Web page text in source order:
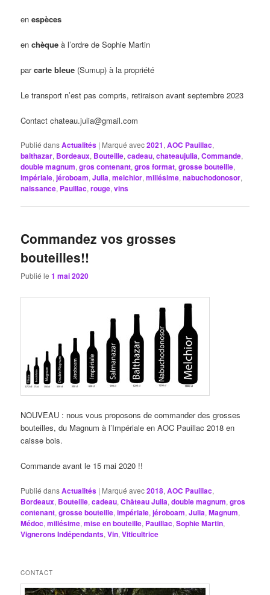
enespèces
en chèque à l’ordre de Sophie Martin
parcarte bleue (Sumup) à la propriété
Le transport n’est pas compris, retiraison avant septembre 2023
Contact chateau.julia@gmail.com
Publié dansActualités | Marqué avec2021,AOC Pauillac,
balthazar, Bordeaux, Bouteille,cadeau,chateaujulia,Commande,
double magnum,gros contenant,gros format,grosse bouteille,
impériale,jéroboam,Julia,melchior,millésime,nabuchodonosor,
naissance, Pauillac,rouge,vins
Commandez vos grosses
bouteilles!!
Publié le1 mai 2020
NOUVEAU : nous vous proposons de commander des grosses
bouteilles, du Magnum à l’Impériale en AOC Pauillac 2018 en
caisse bois.
Commande avant le 15 mai 2020 !!
Publié dansActualités | Marqué avec2018,AOC Pauillac,
Bordeaux, Bouteille,cadeau,Château Julia,double magnum,gros
contenant,grosse bouteille,impériale,jéroboam,Julia,Magnum,
Médoc,millésime,mise en bouteille, Pauillac,Sophie Martin,
Vignerons Indépendants,Vin,Viticultrice
CONTACT